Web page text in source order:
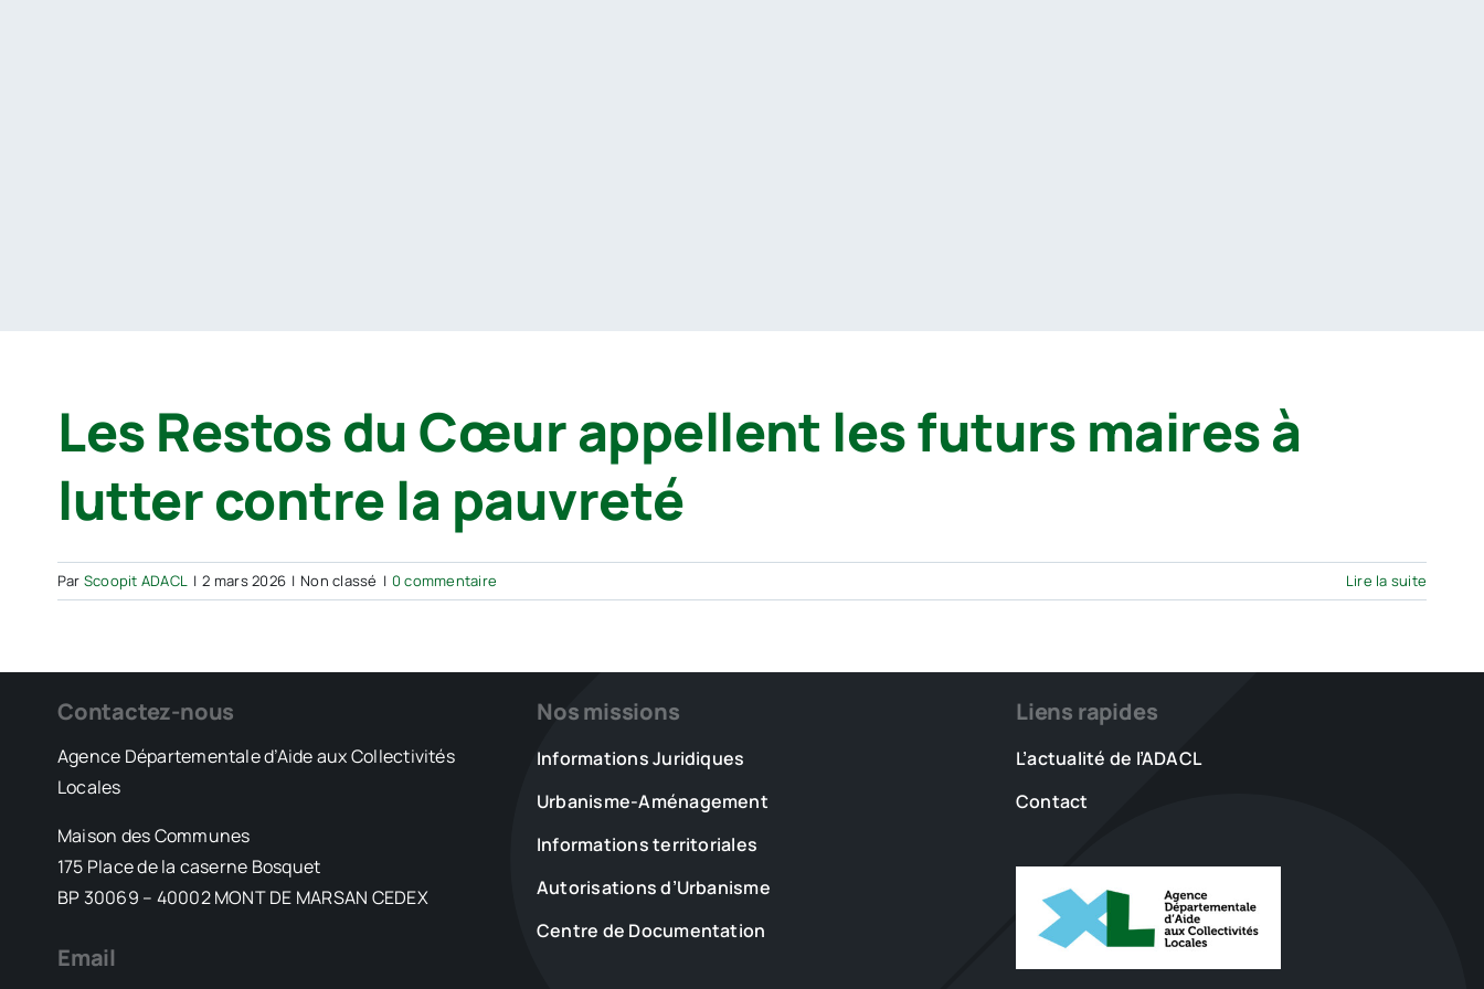
Les Restos du Cœur appellent les futurs maires à
lutter contre la pauvreté
Par Scoopit ADACL | 2 mars 2026 | Non classé | 0 commentaire Lire la suite
Contactez-nous
Agence Départementale d’Aide aux Collectivités
Locales
Maison des Communes
175 Place de la caserne Bosquet
BP 30069 – 40002 MONT DE MARSAN CEDEX
Email
Nos missions
Informations Juridiques
Urbanisme-Aménagement
Informations territoriales
Autorisations d’Urbanisme
Centre de Documentation
Liens rapides
L’actualité de l’ADACL
Contact